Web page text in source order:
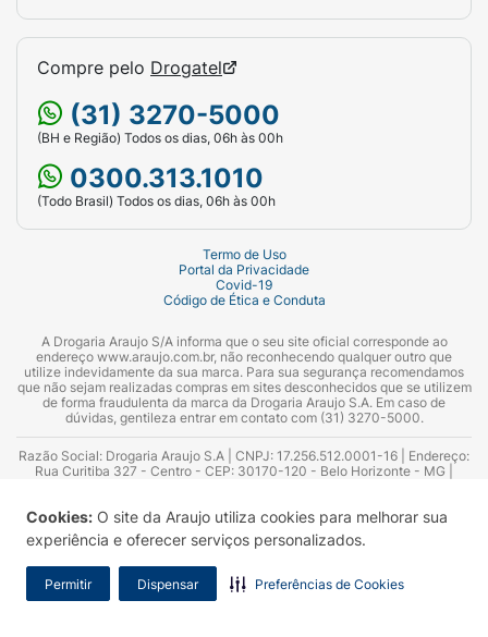
Cookies: O site da Araujo utiliza cookies para melhorar sua
experiência e oferecer serviços personalizados.
Permitir Dispensar Preferências de Cookies
Compre pelo Drogatel
(31) 3270-5000
(BH e Região) Todos os dias, 06h às 00h
0300.313.1010
(Todo Brasil) Todos os dias, 06h às 00h
Termo de Uso
Portal da Privacidade
Covid-19
Código de Ética e Conduta
A Drogaria Araujo S/A informa que o seu site oficial corresponde ao
endereço www.araujo.com.br, não reconhecendo qualquer outro que
utilize indevidamente da sua marca. Para sua segurança recomendamos
que não sejam realizadas compras em sites desconhecidos que se utilizem
de forma fraudulenta da marca da Drogaria Araujo S.A. Em caso de
dúvidas, gentileza entrar em contato com (31) 3270-5000.
Razão Social: Drogaria Araujo S.A | CNPJ: 17.256.512.0001-16 | Endereço:
Rua Curitiba 327 - Centro - CEP: 30170-120 - Belo Horizonte - MG |
Azevedo Guimarães – CRF 10.965 | Yasmin Silva Alvarenga – CRF 52.584 -
Consultor substituto: Thiago Aguiar Pinheiro - CRF Nº 13.748. Alvará
Sanitário: 2025020713 | Autorização de Funcionamento da Empresa (AFE):